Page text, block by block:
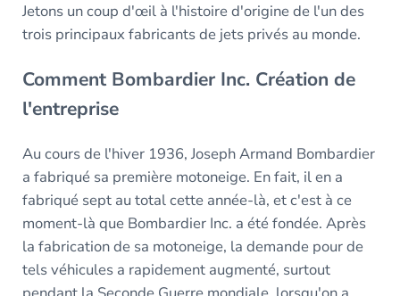
Jetons un coup d'œil à l'histoire d'origine de l'un des
trois principaux fabricants de jets privés au monde.
Comment Bombardier Inc. Création de
l'entreprise
Au cours de l'hiver 1936, Joseph Armand Bombardier
a fabriqué sa première motoneige. En fait, il en a
fabriqué sept au total cette année-là, et c'est à ce
moment-là que Bombardier Inc. a été fondée. Après
la fabrication de sa motoneige, la demande pour de
tels véhicules a rapidement augmenté, surtout